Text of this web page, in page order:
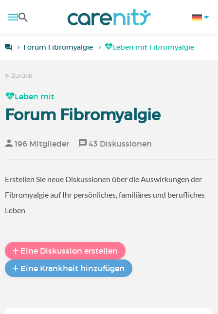
Forum Fibromyalgie Leben mit Fibromyalgie
Zurück
Leben mit
Forum Fibromyalgie
196 Mitglieder 43 Diskussionen
Erstellen Sie neue Diskussionen über die Auswirkungen der
Fibromyalgie auf Ihr persönliches, familiäres und berufliches
Leben
Eine Diskussion erstellen
Eine Krankheit hinzufügen